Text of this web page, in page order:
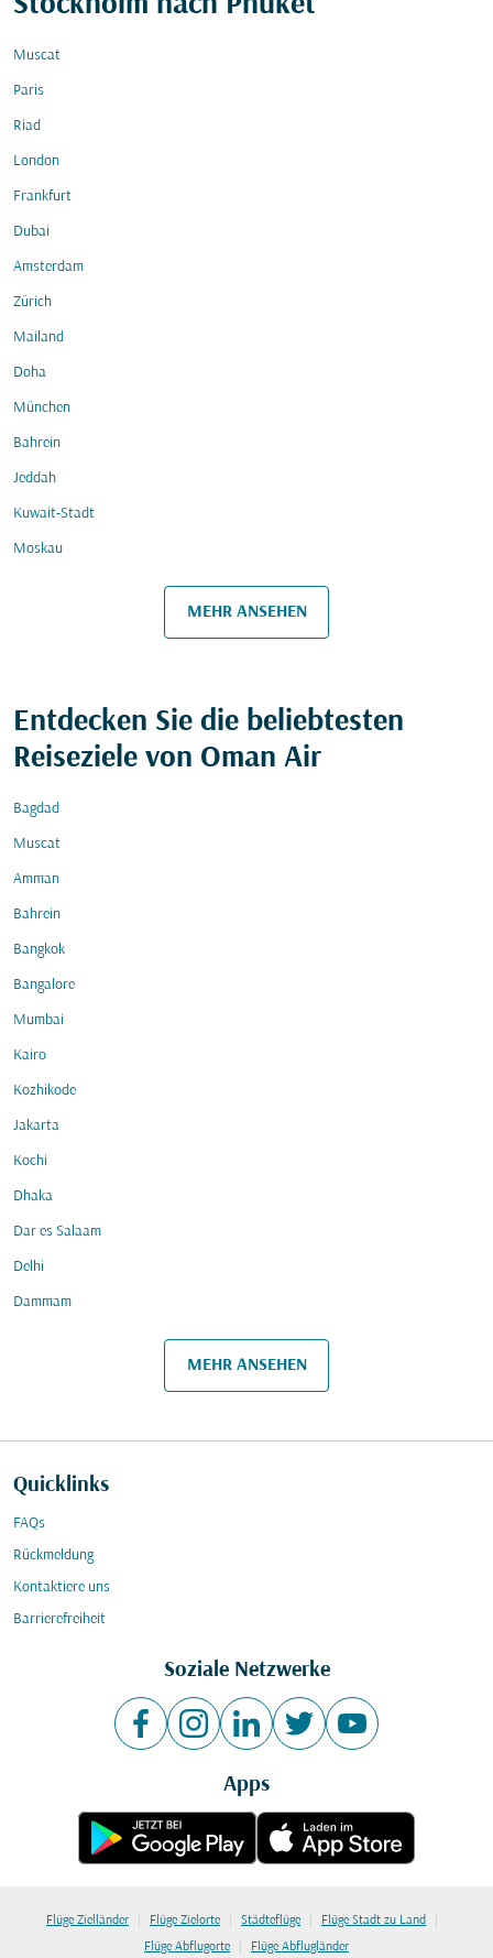
Muscat
Paris
Riad
London
Frankfurt
Dubai
Amsterdam
Zürich
Mailand
Doha
München
Bahrein
Jeddah
Kuwait-Stadt
Moskau
MEHR ANSEHEN
Entdecken Sie die beliebtesten
Reiseziele von Oman Air
Bagdad
Muscat
Amman
Bahrein
Bangkok
Bangalore
Mumbai
Kairo
Kozhikode
Jakarta
Kochi
Dhaka
Dar es Salaam
Delhi
Dammam
MEHR ANSEHEN
Quicklinks
FAQs
Rückmeldung
Kontaktiere uns
Barrierefreiheit
Soziale Netzwerke
Apps
Flüge Zielländer | Flüge Zielorte | Städteflüge | Flüge Stadt zu Land |
Flüge Abflugorte | Flüge Abflugländer